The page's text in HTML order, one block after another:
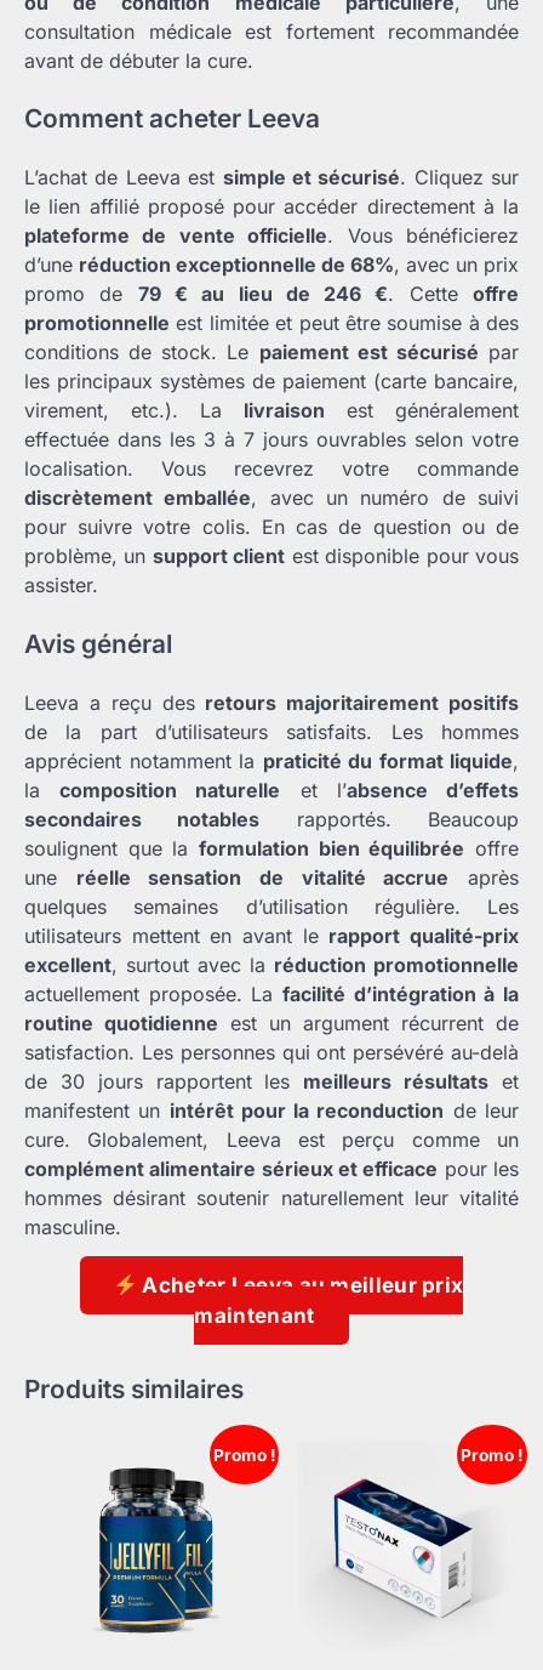
consultation médicale est fortement recommandée
avant de débuter la cure.
Comment acheter Leeva
L’achat de Leeva est simple et sécurisé. Cliquez sur
le lien affilié proposé pour accéder directement à la
plateforme de vente officielle. Vous bénéficierez
d’une réduction exceptionnelle de 68%, avec un prix
promo de 79 € au lieu de 246 €. Cetteoffre
promotionnelle est limitée et peut être soumise à des
conditions de stock. Le paiement est sécurisé par
les principaux systèmes de paiement (carte bancaire,
virement, etc.). La livraison est généralement
effectuée dans les 3 à 7 jours ouvrables selon votre
localisation. Vous recevrez votre commande
discrètement emballée, avec un numéro de suivi
pour suivre votre colis. En cas de question ou de
problème, un support client est disponible pour vous
assister.
Avis général
Leeva a reçu des retours majoritairement positifs
de la part d’utilisateurs satisfaits. Les hommes
apprécient notamment la praticité du format liquide,
lacomposition naturelle et l’absence d’effets
secondaires notables rapportés. Beaucoup
soulignent que la formulation bien équilibrée offre
une réelle sensation de vitalité accrue après
quelques semaines d’utilisation régulière. Les
utilisateurs mettent en avant le rapport qualité-prix
excellent, surtout avec la réduction promotionnelle
actuellement proposée. La facilité d’intégration à la
routine quotidienne est un argument récurrent de
satisfaction. Les personnes qui ont persévéré au-delà
de 30 jours rapportent les meilleurs résultats et
manifestent un intérêt pour la reconduction de leur
cure. Globalement, Leeva est perçu comme un
complément alimentaire sérieux et efficace pour les
hommes désirant soutenir naturellement leur vitalité
masculine.
Acheter Leeva au meilleur prix
maintenant
Produits similaires
Promo ! Promo !